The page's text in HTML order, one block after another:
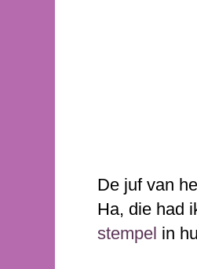
De juf van
Ha, die had
stempel in